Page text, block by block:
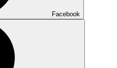
Facebook